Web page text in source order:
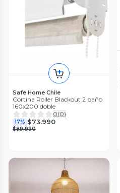
Safe Home Chile
Cortina Roller Blackout 2 paño
160x200 doble
0(0)
17% $73.990
$89.990